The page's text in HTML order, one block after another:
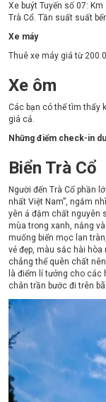
Xe buýt Tuyến số 07:
Trà Cổ. Tần suất suất
Xe máy
Thuê xe máy giá từ
Xe ôm
Các bạn có thể tìm thấy
giá cả.
Những điểm check-in
Biển Trà Cổ
Người đến Trà Cổ phần
nhất Việt Nam”, ngắm
yên ả đậm chất nguyên
mùa trong xanh, nắng
muống biển mọc lan
vẻ đẹp, màu sắc hài
chẳng thể quên chất
là điểm lí tưởng cho
chân trần bước đi trên